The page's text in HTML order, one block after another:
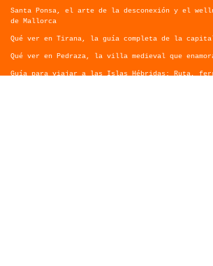
Santa Ponsa, el arte de la desconexión y el
de Mallorca
Qué ver en Tirana, la guía completa de la
Qué ver en Pedraza, la villa medieval que
Guía para viajar a las Islas Hébridas: Ruta,